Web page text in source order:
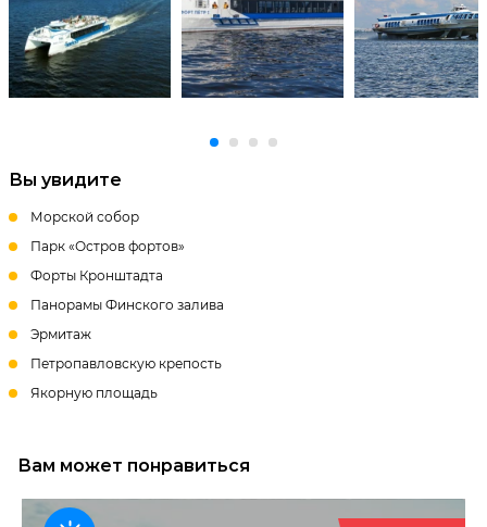
Вы увидите
Морской собор
Парк «Остров фортов»
Форты Кронштадта
Панорамы Финского залива
Эрмитаж
Петропавловскую крепость
Якорную площадь
Вам может понравиться